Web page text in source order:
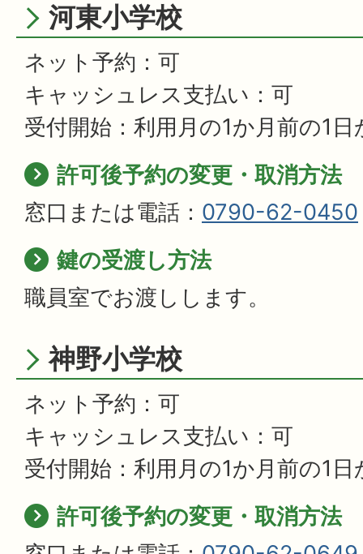
河東小学校
ネット予約：可
キャッシュレス支払い：可
受付開始：利用月の1か月前の1日
許可後予約の変更・取消方法
窓口または電話： 0790-62-0450
鍵の受渡し方法
職員室でお渡しします。
神野小学校
ネット予約：可
キャッシュレス支払い：可
受付開始：利用月の1か月前の1日
許可後予約の変更・取消方法